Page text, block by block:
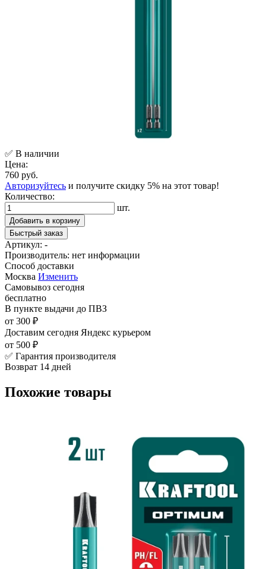
✅ В наличии
Цена:
760 руб.
Авторизуйтесь и получите скидку 5% на этот товар!
Количество:
шт.
Добавить в корзину
Быстрый заказ
Артикул: -
Производитель: нет информации
Способ доставки
Москва Изменить
Самовывоз сегодня
бесплатно
В пункте выдачи до ПВЗ
от 300 ₽
Доставим сегодня Яндекс курьером
от 500 ₽
✅ Гарантия производителя
Возврат 14 дней
Похожие товары